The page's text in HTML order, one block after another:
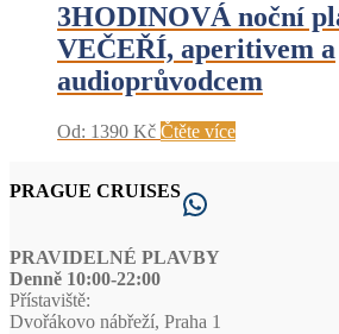
3HODINOVÁ noční
VEČEŘÍ, aperitivem a
audioprůvodcem
Od: 1390 Kč Čtěte více
PRAGUE CRUISESWhatsApp
PRAVIDELNÉ PLAVBY
Denně 10:00-22:00
Přístaviště:
Dvořákovo nábřeží, Praha 1